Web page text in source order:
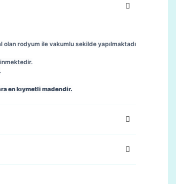
rodyum ile vakumlu sekilde yapılmaktadı
en kıymetli madendir.